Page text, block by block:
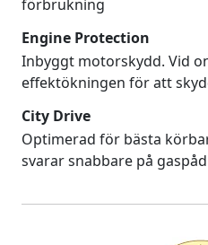
förbrukning
Engine Protection
Inbyggt motorskydd. Vid
effektökningen för att
City Drive
Optimerad för bästa
svarar snabbare på